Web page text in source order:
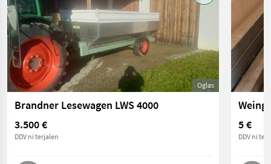
Oglas
Brandner Lesewagen LWS 4000
3.500 €
DDV ni terjalen
5 €
DDV ni